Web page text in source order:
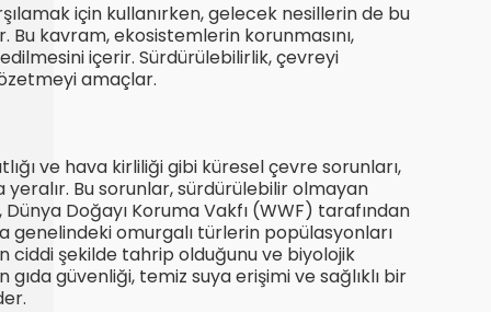
için kullanırken, gelecek nesillerin de bu
kavram, ekosistemlerin korunmasını,
içerir. Sürdürülebilirlik, çevreyi
amaçlar.
ve hava kirliliği gibi küresel çevre sorunları,
yeralır. Bu sorunlar, sürdürülebilir olmayan
Doğayı Koruma Vakfı (WWF) tarafından
genelindeki omurgalı türlerin popülasyonları
ciddi şekilde tahrip olduğunu ve biyolojik
güvenliği, temiz suya erişimi ve sağlıklı bir